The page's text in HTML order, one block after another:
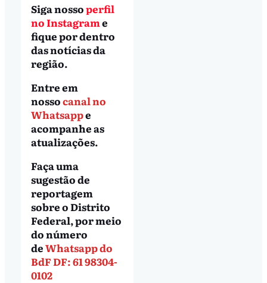
Siga nossoperfil
no Instagrame
fique por dentro
das notícias da
região.
Entre em
nossocanal no
Whatsappe
acompanhe as
atualizações.
Faça uma
sugestão de
reportagem
sobre o Distrito
Federal, por meio
do número
deWhatsapp do
BdF DF: 61 98304-
0102